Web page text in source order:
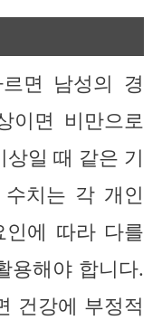
면 남성의 경
이면 비만으로
일 때 같은 기
치는 각 개인
에 따라 다를
용해야 합니다.
건강에 부정적